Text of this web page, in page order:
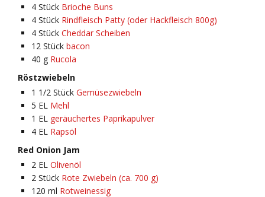
4 Stück Brioche Buns
4 Stück Rindfleisch Patty (oder Hackfleisch 800g)
4 Stück Cheddar Scheiben
12 Stück bacon
40 g Rucola
Röstzwiebeln
1 1/2 Stück Gemüsezwiebeln
5 EL Mehl
1 EL geräuchertes Paprikapulver
4 EL Rapsöl
Red Onion Jam
2 EL Olivenöl
2 Stück Rote Zwiebeln (ca. 700 g)
120 ml Rotweinessig